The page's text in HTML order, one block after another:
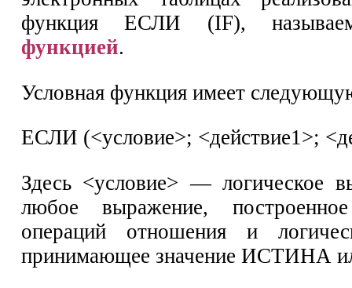
функция ЕСЛИ (IF),
функцией.
Условная функция имеет
ЕСЛИ (<условие>; <действие1>;
Здесь <условие> — логическое
любое выражение,
операций отношения и
принимающее значение ИСТИНА